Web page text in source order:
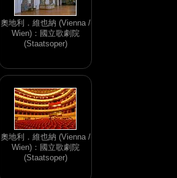
奧地利．維也納 (Vienna /
Wien)：國立歌劇院
(Staatsoper)
奧地利．維也納 (Vienna /
Wien)：國立歌劇院
(Staatsoper)